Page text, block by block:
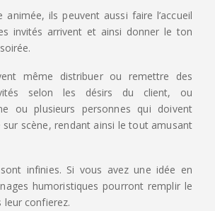
animée, ils peuvent aussi faire l’accueil
invités arrivent et ainsi donner le ton
même distribuer ou remettre des
selon les désirs du client, ou
ou plusieurs personnes qui doivent
scène, rendant ainsi le tout amusant
infinies. Si vous avez une idée en
humoristiques pourront remplir le
leur confierez.